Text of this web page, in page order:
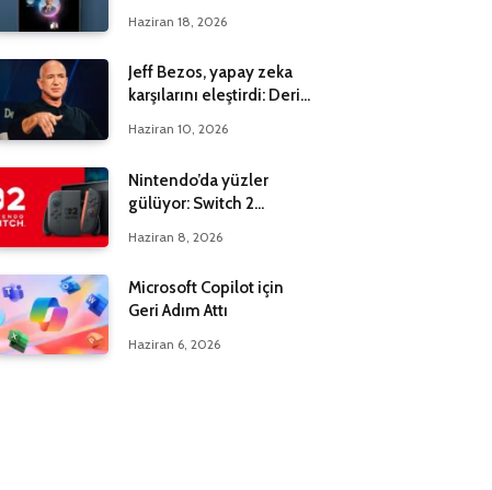
Haziran 18, 2026
Jeff Bezos, yapay zeka
karşılarını eleştirdi: Derin
Haziran 10, 2026
Nintendo’da yüzler
gülüyor: Switch 2
Haziran 8, 2026
Microsoft Copilot için
Geri Adım Attı
Haziran 6, 2026